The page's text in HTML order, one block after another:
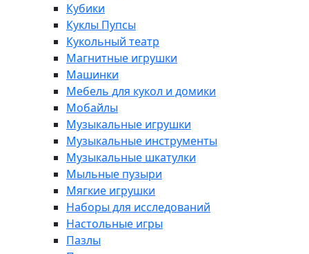
Кубики
Куклы Пупсы
Кукольный театр
Магнитные игрушки
Машинки
Мебель для кукол и домики
Мобайлы
Музыкальные игрушки
Музыкальные инструменты
Музыкальные шкатулки
Мыльные пузыри
Мягкие игрушки
Наборы для исследований
Настольные игры
Пазлы